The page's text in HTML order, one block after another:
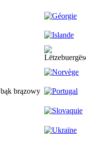
bąk brązowy